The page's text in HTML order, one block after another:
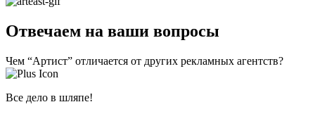
Отвечаем на ваши вопросы
Чем “Артист” отличается от других рекламных агентств?
Все дело в шляпе!